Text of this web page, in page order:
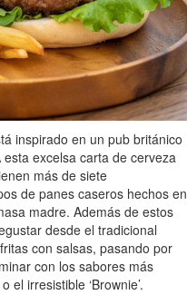
inspirado en un pub británico
excelsa carta de cerveza
más de siete
de panes caseros hechos en
madre. Además de estos
desde el tradicional
con salsas, pasando por
con los sabores más
el irresistible ‘Brownie’.